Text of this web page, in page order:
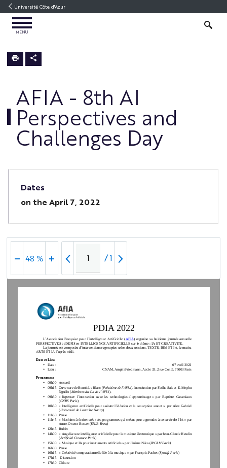
Go
content
Université Côte d'Azur
OPEN
MENU
MENU
SEARCH
3IA
Home
AFIA - 8th AI
Perspectives and
Challenges Day
Dates
on the April 7, 2022
48 % /1
PDIA 2022
L’Association Française pour l’Intelligence Artificielle ( AFIA)  organise  sa huitième journée annuelle
PERSPECTIVESet DEFIS en INTELLIGENCE ARTIFICIELLE sur le thème : IA ET CREATIVITE
La journée est composée d’interventions regroupées selon deux sessions, TEXTE, IHM ET IA, le matin,
ARTS ET IA l’après-midi.
Date et Lieu
• Date : 07 avril 2022
• Lieu : CNAM, Amphi Friedmann, Accès 33, 2 rue Conté, 75003 Paris
Programme
• 09h00 Accueil
• 09h15 Ouverture de Benoit Le Blanc (Président de l’AFIA). Introduction par Fatiha Saïs et E. Mephu
Nguifo (Membres du CA de l’AFIA).
• 09h30 « Repenser  l’interaction  avec les  technologies d’apprentissage » par Baptiste  Caramiaux
(CNRS Paris)
• 10h30 « Intelligence  artificielle  pour  assister l’idéation et la conception amont » par Alex  Gabriel
(Université de Lorraine Nancy)
• 11h30 Pause
• 11h45 « Machines à écrire: créer des programmes qui créent pour apprendre à se servir de l’IA » par
Anne-Gwenn Bosser (ENIB Brest)
• 12h45 Buffet
• 14h00 « Angelia: une intelligence artificielle pour la musique électronique » par Jean-Claude Heudin
(Artificial Creature Paris)
• 15h00 « Musique et IA pour instruments artificiels » par Jérôme Nika (IRCAM Paris)
• 16h00 Pause
• 16h15 « Créativité computationnelle liée à la musique » par François Pachet (Spotify Paris)
• 17h15 Discussion
• 17h30 Clôture